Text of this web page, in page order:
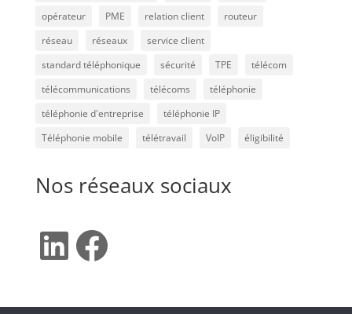
opérateur
PME relation client
routeur
réseau
réseaux
service client
standard téléphonique
sécurité TPE
télécom
télécommunications
télécoms
téléphonie
téléphonie d'entreprise
téléphonie IP
Téléphonie mobile
télétravail VoIP éligibilité
Nos réseaux sociaux
LinkedIn
Facebook